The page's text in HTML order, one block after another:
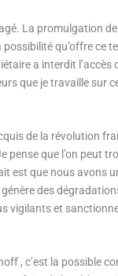
La promulgation
qu’offre ce
a interdit
que je travaille
de la révolution
que l’on peut
est que nous avons
des
vigilants et
, c’est la possible